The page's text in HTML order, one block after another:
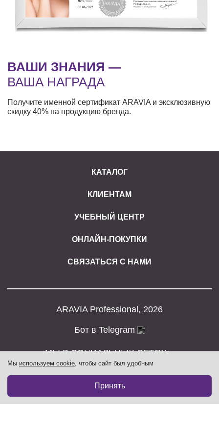
ВАШИ ЗНАНИЯ —
ВАША НАГРАДА
Получите именной сертификат ARAVIA и эксклюзивную
скидку 40% на продукцию бренда.
КАТАЛОГ
КЛИЕНТАМ
УЧЕБНЫЙ ЦЕНТР
ОНЛАЙН-ПОКУПКИ
СВЯЗАТЬСЯ С НАМИ
ARAVIA Professional, 2026
Бот в Telegram
МЫ В СОЦИАЛЬНЫХ СЕТЯХ:
Мы используем cookie, чтобы сайт был удобным
Принять